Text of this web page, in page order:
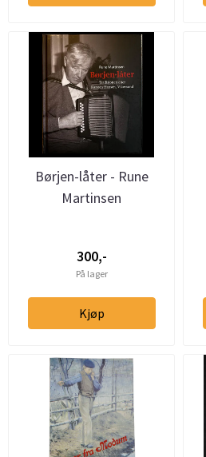
Børjen-låter - Rune
Martinsen
300,-
På lager
Kjøp